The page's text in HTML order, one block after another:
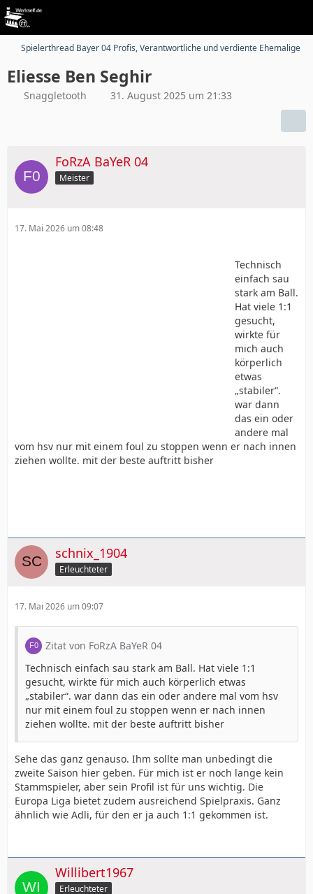
Spielerthread Bayer 04 Profis, Verantwortliche und verdiente Ehemalige
Eliesse Ben Seghir
Snaggletooth 31. August 2025 um 21:33
FoRzA BaYeR 04
Meister
17. Mai 2026 um 08:48
Technisch
einfach sau
stark am Ball.
Hat viele 1:1
gesucht,
wirkte für
mich auch
körperlich
etwas
„stabiler“.
war dann
das ein oder
andere mal
vom hsv nur mit einem foul zu stoppen wenn er nach innen
ziehen wollte. mit der beste auftritt bisher
schnix_1904
Erleuchteter
17. Mai 2026 um 09:07
Zitat von FoRzA BaYeR 04
Technisch einfach sau stark am Ball. Hat viele 1:1
gesucht, wirkte für mich auch körperlich etwas
„stabiler“. war dann das ein oder andere mal vom hsv
nur mit einem foul zu stoppen wenn er nach innen
ziehen wollte. mit der beste auftritt bisher
Sehe das ganz genauso. Ihm sollte man unbedingt die
zweite Saison hier geben. Für mich ist er noch lange kein
Stammspieler, aber sein Profil ist für uns wichtig. Die
Europa Liga bietet zudem ausreichend Spielpraxis. Ganz
ähnlich wie Adli, für den er ja auch 1:1 gekommen ist.
Willibert1967
Erleuchteter